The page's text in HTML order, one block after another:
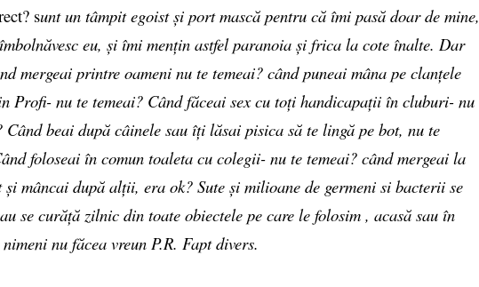
sunt un tâmpit egoist și port mască pentru că îmi pasă doar de mine,
eu, și îmi mențin astfel paranoia și frica la cote înalte. Dar
mergeai printre oameni nu te temeai? când puneai mâna pe clanțele
Profi- nu te temeai? Când făceai sex cu toți handicapații în cluburi- nu
Când beai după câinele sau îți lăsai pisica să te lingă pe bot, nu te
foloseai în comun toaleta cu colegii- nu te temeai? când mergeai la
și mâncai după alții, era ok? Sute și milioane de germeni si bacterii se
se curăță zilnic din toate obiectele pe care le folosim , acasă sau în
nu făcea vreun P.R. Fapt divers.